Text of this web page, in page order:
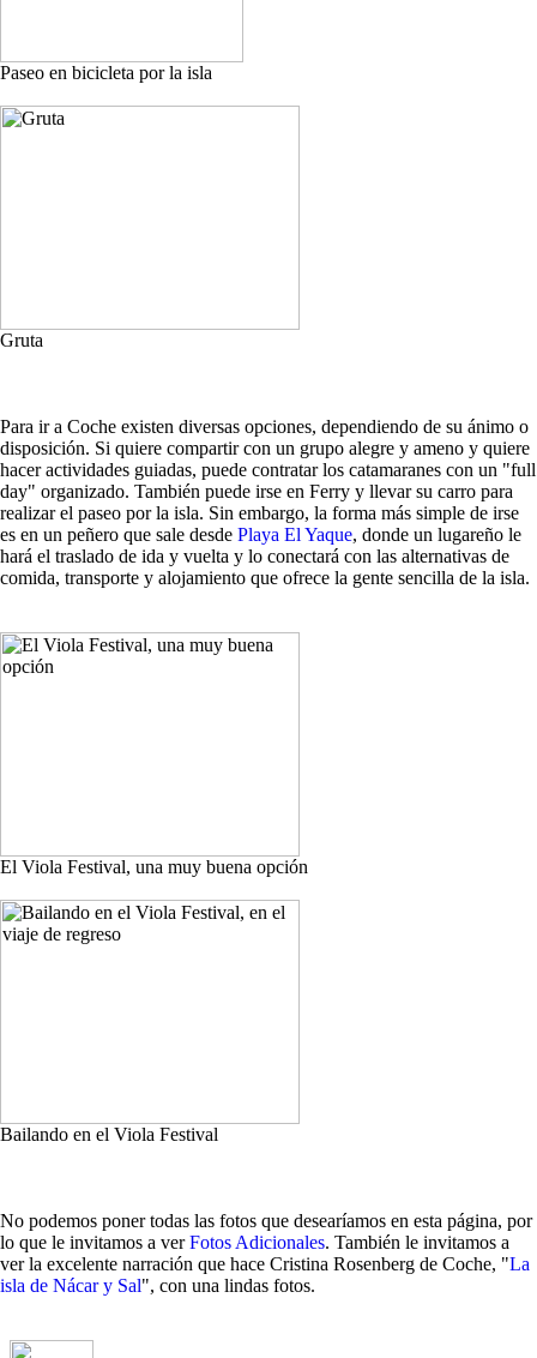
Paseo en bicicleta por la isla
Gruta
Para ir a Coche existen diversas opciones, dependiendo de su ánimo o
disposición. Si quiere compartir con un grupo alegre y ameno y quiere
hacer actividades guiadas, puede contratar los catamaranes con un "full
day" organizado. También puede irse en Ferry y llevar su carro para
realizar el paseo por la isla. Sin embargo, la forma más simple de irse
es en un peñero que sale desde Playa El Yaque, donde un lugareño le
hará el traslado de ida y vuelta y lo conectará con las alternativas de
comida, transporte y alojamiento que ofrece la gente sencilla de la isla.
El Viola Festival, una muy buena opción
Bailando en el Viola Festival
No podemos poner todas las fotos que desearíamos en esta página, por
lo que le invitamos a verFotos Adicionales. También le invitamos a
ver la excelente narración que hace Cristina Rosenberg de Coche, "La
isla de Nácar y Sal", con una lindas fotos.